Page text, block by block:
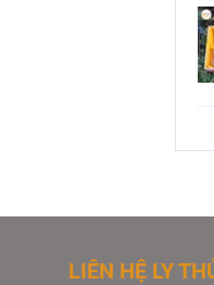
LIÊN HỆ LY